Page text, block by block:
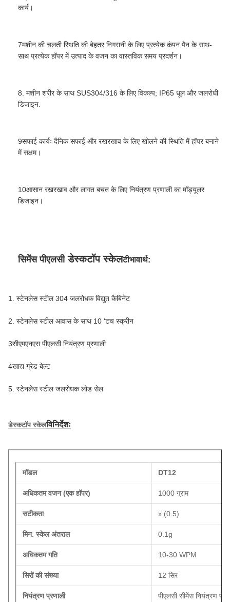
कार्य।
7मशीन की चलती स्थिति की बेहतर निगरानी के लिए प्रत्येक कंपन पैन के साथ-
साथ प्रत्येक हॉपर में उत्पाद के वजन का वास्तविक समय प्रदर्शन।
8. मशीन शरीर के साथ SUS304/316 के लिए विकल्प; IP65 धूल और जलरोधी
डिजाइन.
9सफाई कार्यः दैनिक सफाई और रखरखाव के लिए खोलने की स्थिति में हॉपर बनाने
में सक्षम।
10आसान रखरखाव और लागत बचत के लिए नियंत्रण प्रणाली का मॉड्यूलर
डिजाइन।
सिमेंस पीएलसी डेस्कटॉप स्केलटीभावार्थ:
1. स्टेनलेस स्टील 304 जलरोधक विद्युत कैबिनेट
2. स्टेनलेस स्टील आवास के साथ 10 'टच स्क्रीन
3सीएमएनएस पीएलसी नियंत्रण प्रणाली
4खाद्य ग्रेड बेल्ट
5. स्टेनलेस स्टील जलरोधक लोड सेल
डेस्कटॉप स्केलविनिर्देशः
मॉडल DT12
अधिकतम वजन (एक हॉपर) 1000 ग्राम
सटीकता x (0.5)
मिन. स्केल अंतराल 0.1g
अधिकतम गति 10-30 WPM
सिरों की संख्या 12 सिर
नियंत्रण प्रणाली पीएलसी सीमेंस नियंत्रण